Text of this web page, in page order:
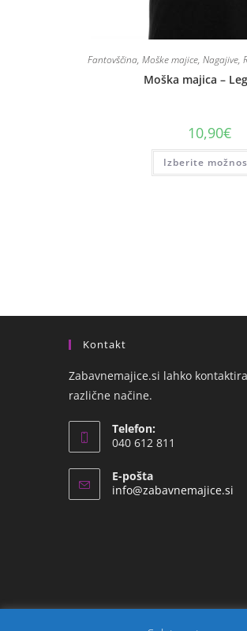
Fantovščina,Moške majice,Nagajive,
Moška majica –
10,90€
Izberite
Kontakt
Zabavnemajice.si lahko
različne načine.
Telefon:
040 612 811
E-pošta
info@zabavnemajice.si